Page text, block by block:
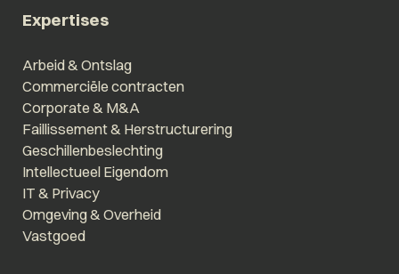
Expertises
Arbeid & Ontslag
Commerciële contracten
Corporate & M&A
Faillissement & Herstructurering
Geschillenbeslechting
Intellectueel Eigendom
IT & Privacy
Omgeving & Overheid
Vastgoed